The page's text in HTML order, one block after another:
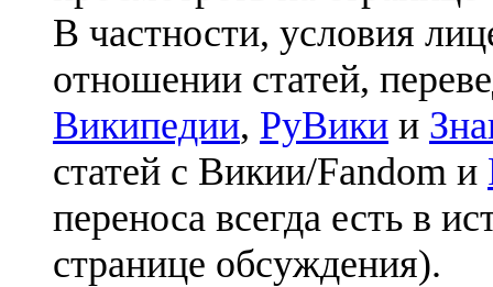
В частности, условия
отношении статей,
Википедии, РуВики и
статей с Викии/Fandom и
переноса всегда есть в
странице обсуждения).